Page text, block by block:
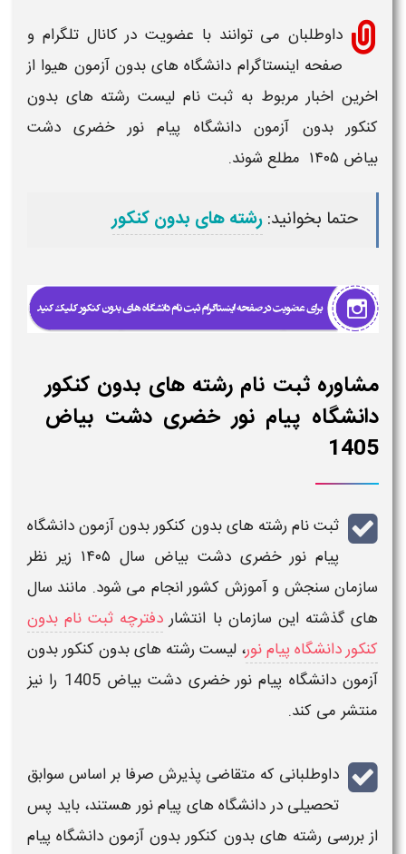
داوطلبان می توانند با عضویت در کانال تلگرام و
صفحه اینستاگرام دانشگاه های بدون آزمون هیوا از
اخرین اخبار مربوط به ثبت نام لیست رشته های بدون
کنکور بدون آزمون دانشگاه پیام نور خضری دشت
بیاض ۱۴۰۵ مطلع شوند.
حتما بخوانید:رشته های بدون کنکور
مشاوره ثبت نام رشته های بدون کنکور
دانشگاه پیام نور خضری دشت بیاض
1405
ثبت نام رشته های بدون کنکور بدون آزمون دانشگاه
پیام نورخضری دشت بیاض سال ۱۴۰۵ زیر نظر
سازمان سنجش و آموزش کشور انجام می شود. مانند سال
های گذشته این سازمان با انتشار دفترچه ثبت نام بدون
کنکور دانشگاه پیام نور، لیست رشته های بدون کنکور بدون
آزمون دانشگاه پیام نورخضری دشت بیاض 1405 را نیز
منتشر می کند.
داوطلبانی که متقاضی پذیرش صرفا بر اساس سوابق
تحصیلی دردانشگاه های پیام نور هستند، باید پس
از بررسی رشته های بدون کنکور بدون آزمون دانشگاه پیام